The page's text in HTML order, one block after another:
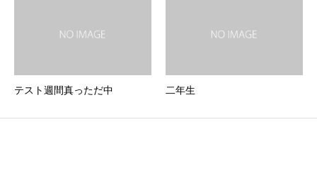
テスト週間真っただ中 二年生